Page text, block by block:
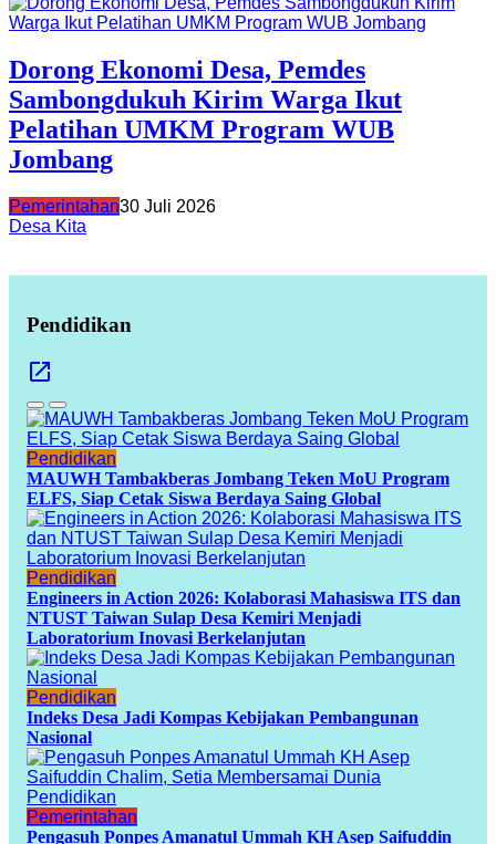
Dorong Ekonomi Desa, Pemdes
Sambongdukuh Kirim Warga Ikut
Pelatihan UMKM Program WUB
Jombang
Pemerintahan30 Juli 2026
Desa Kita
Pendidikan
Pendidikan
MAUWH Tambakberas Jombang Teken MoU Program
ELFS, Siap Cetak Siswa Berdaya Saing Global
Pendidikan
Engineers in Action 2026: Kolaborasi Mahasiswa ITS dan
NTUST Taiwan Sulap Desa Kemiri Menjadi
Laboratorium Inovasi Berkelanjutan
Pendidikan
Indeks Desa Jadi Kompas Kebijakan Pembangunan
Nasional
Pemerintahan
Pengasuh Ponpes Amanatul Ummah KH Asep Saifuddin